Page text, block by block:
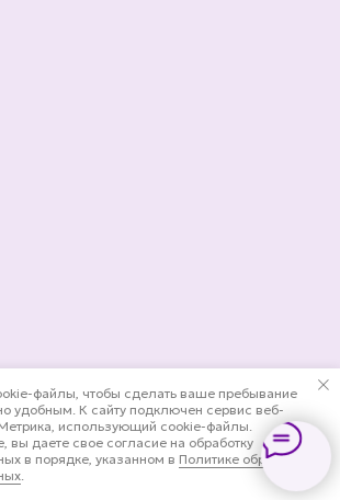
файлы, чтобы сделать ваше пребывание
удобным. К cайту подключен сервис веб-
использующий cookie-файлы.
вы даете свое согласие на обработку
в порядке, указанном в Политике обработки
.